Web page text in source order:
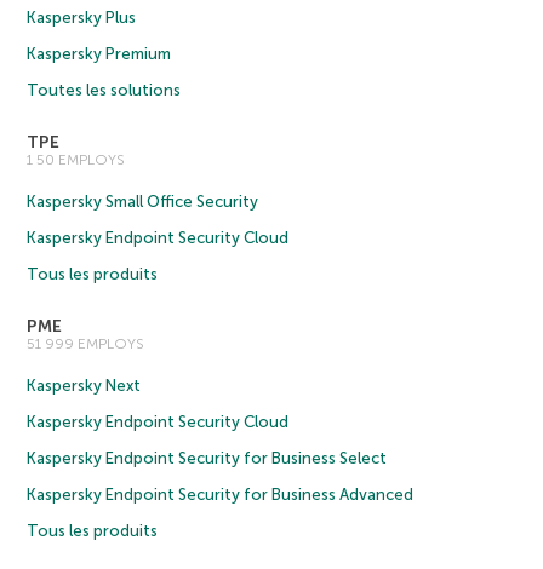
Kaspersky Plus
Kaspersky Premium
Toutes les solutions
TPE
1 50 EMPLOYS
Kaspersky Small Office Security
Kaspersky Endpoint Security Cloud
Tous les produits
PME
51 999 EMPLOYS
Kaspersky Next
Kaspersky Endpoint Security Cloud
Kaspersky Endpoint Security for Business Select
Kaspersky Endpoint Security for Business Advanced
Tous les produits